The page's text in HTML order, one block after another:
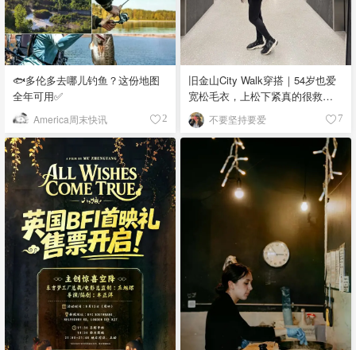
🐟多伦多去哪儿钓鱼？这份地图
全年可用✅
America周末快讯 2
旧金山City Walk穿搭｜54岁也爱
宽松毛衣，上松下紧真的很救比
例
不要坚持要爱 7